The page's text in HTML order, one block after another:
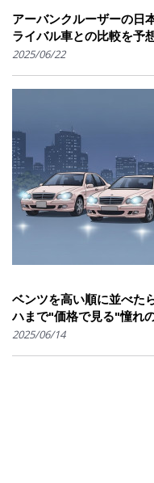
アーバンクルーザーの日
ライバル車との比較を予
2025/06/22
ベンツを高い順に並べた
ハまで"価格で見る"憧れ
2025/06/14